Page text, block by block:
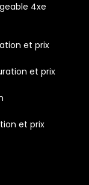
4xe
et prix
et prix
et prix